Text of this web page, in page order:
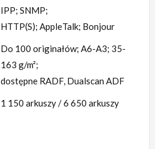
IPP; SNMP;
HTTP(S); AppleTalk; Bonjour
Do 100 originałów; A6-A3; 35-
163 g/m²;
dostępne RADF, Dualscan ADF
1 150 arkuszy / 6 650 arkuszy